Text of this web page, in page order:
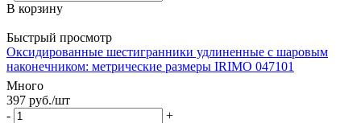
В корзину
Быстрый просмотр
Оксидированные шестигранники удлиненные c шаровым
наконечником: метрические размеры IRIMO 047101
Много
397 руб./шт
-
+